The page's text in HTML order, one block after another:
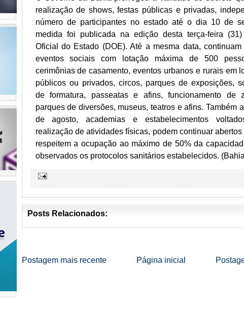
realização de shows, festas públicas e privadas,
número de participantes no estado até o dia 10 de
medida foi publicada na edição desta terça-feira
Oficial do Estado (DOE). Até a mesma data, continuam
eventos sociais com lotação máxima de 500
cerimônias de casamento, eventos urbanos e rurais em
públicos ou privados, circos, parques de exposições,
de formatura, passeatas e afins, funcionamento de
parques de diversões, museus, teatros e afins. Também
de agosto, academias e estabelecimentos
realização de atividades físicas, podem continuar
respeitem a ocupação ao máximo de 50% da
observados os protocolos sanitários estabelecidos.
Posts Relacionados:
Postagem mais recente Página inicial